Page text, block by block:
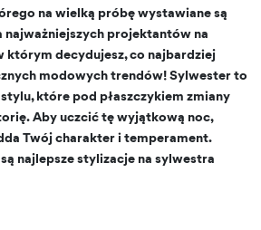
na wielką próbę wystawiane są
najważniejszych projektantów na
którym decydujesz, co najbardziej
modowych trendów! Sylwester to
które pod płaszczykiem zmiany
Aby uczcić tę wyjątkową noc,
Twój charakter i temperament.
najlepsze stylizacje na sylwestra